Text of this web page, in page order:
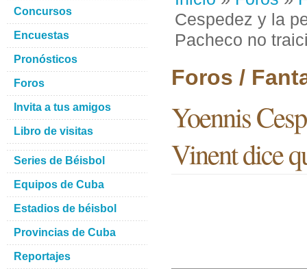
Cespedez y la
Pacheco no
Foros /
Yoennis
Vinent dice
Concursos
Encuestas
Pronósticos
Foros
Invita a tus amigos
Libro de visitas
Series de Béisbol
Equipos de Cuba
Estadios de béisbol
Provincias de Cuba
Reportajes